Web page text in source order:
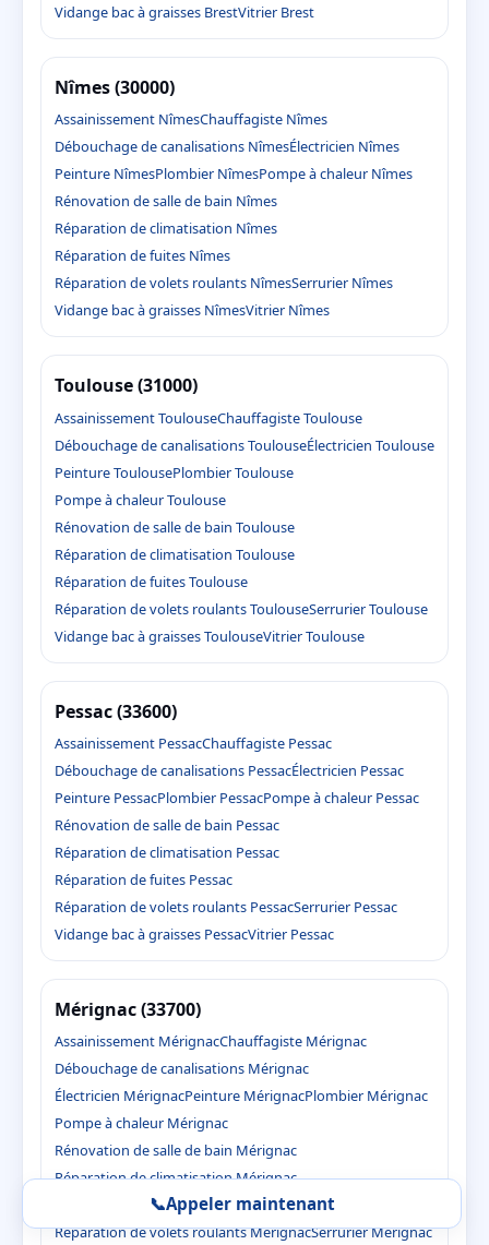
Vidange bac à graisses BrestVitrier Brest
Nîmes (30000)
Assainissement NîmesChauffagiste Nîmes
Débouchage de canalisations NîmesÉlectricien Nîmes
Peinture NîmesPlombier NîmesPompe à chaleur Nîmes
Rénovation de salle de bain Nîmes
Réparation de climatisation Nîmes
Réparation de fuites Nîmes
Réparation de volets roulants NîmesSerrurier Nîmes
Vidange bac à graisses NîmesVitrier Nîmes
Toulouse (31000)
Assainissement ToulouseChauffagiste Toulouse
Débouchage de canalisations ToulouseÉlectricien Toulouse
Peinture ToulousePlombier Toulouse
Pompe à chaleur Toulouse
Rénovation de salle de bain Toulouse
Réparation de climatisation Toulouse
Réparation de fuites Toulouse
Réparation de volets roulants ToulouseSerrurier Toulouse
Vidange bac à graisses ToulouseVitrier Toulouse
Pessac (33600)
Assainissement PessacChauffagiste Pessac
Débouchage de canalisations PessacÉlectricien Pessac
Peinture PessacPlombier PessacPompe à chaleur Pessac
Rénovation de salle de bain Pessac
Réparation de climatisation Pessac
Réparation de fuites Pessac
Réparation de volets roulants PessacSerrurier Pessac
Vidange bac à graisses PessacVitrier Pessac
Mérignac (33700)
Assainissement MérignacChauffagiste Mérignac
Débouchage de canalisations Mérignac
Électricien MérignacPeinture MérignacPlombier Mérignac
Pompe à chaleur Mérignac
Rénovation de salle de bain Mérignac
Réparation de climatisation Mérignac
Réparation de fuites Mérignac
Réparation de volets roulants MérignacSerrurier Mérignac
📞Appeler maintenant